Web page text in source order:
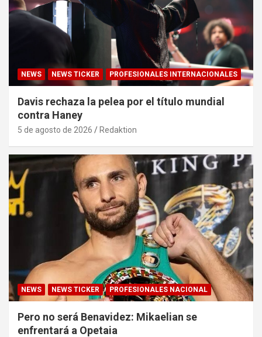
NEWS NEWS TICKER PROFESIONALES INTERNACIONALES
Davis rechaza la pelea por el título mundial
contra Haney
5 de agosto de 2026 Redaktion
NEWS NEWS TICKER PROFESIONALES NACIONAL
Pero no será Benavidez: Mikaelian se
enfrentará a Opetaia